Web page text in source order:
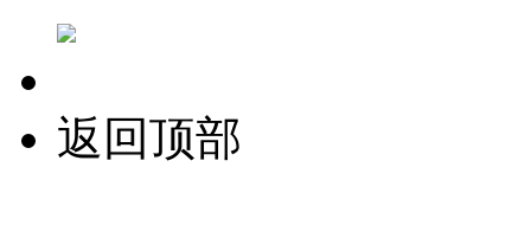
返回顶部